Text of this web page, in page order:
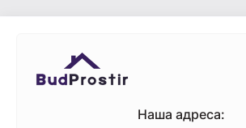
Наша адреса: